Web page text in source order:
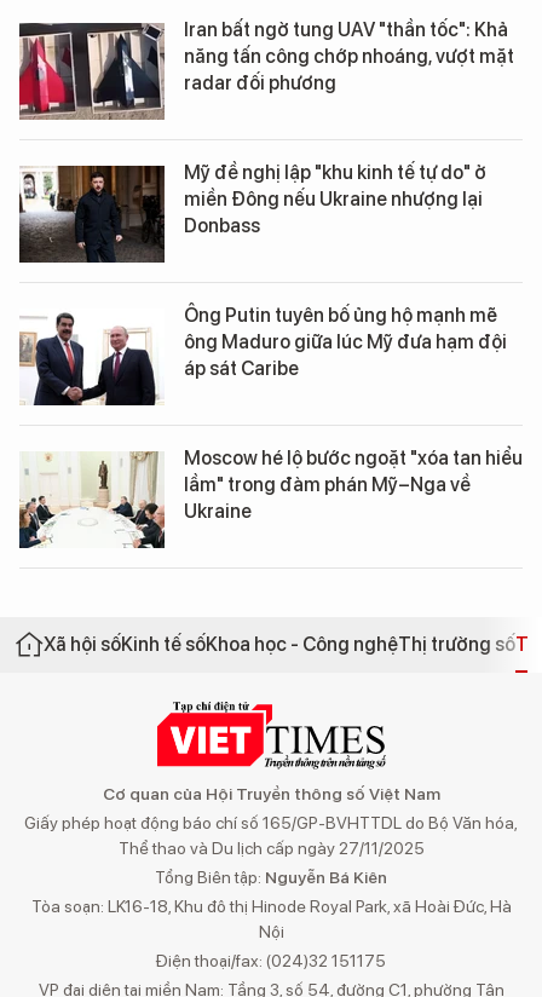
Iran bất ngờ tung UAV "thần tốc": Khả
năng tấn công chớp nhoáng, vượt mặt
radar đối phương
Mỹ đề nghị lập "khu kinh tế tự do" ở
miền Đông nếu Ukraine nhượng lại
Donbass
Ông Putin tuyên bố ủng hộ mạnh mẽ
ông Maduro giữa lúc Mỹ đưa hạm đội
áp sát Caribe
Moscow hé lộ bước ngoặt "xóa tan hiểu
lầm" trong đàm phán Mỹ–Nga về
Ukraine
Xã hội sốKinh tế sốKhoa học - Công nghệThị trường số
Cơ quan của Hội Truyền thông số Việt Nam
Giấy phép hoạt động báo chí số 165/GP-BVHTTDL do Bộ Văn hóa,
Thể thao và Du lịch cấp ngày 27/11/2025
Tổng Biên tập: Nguyễn Bá Kiên
Tòa soạn: LK16-18, Khu đô thị Hinode Royal Park, xã Hoài Đức, Hà
Nội
Điện thoại/fax: (024)32 151175
VP đại diện tại miền Nam: Tầng 3, số 54, đường C1, phường Tân